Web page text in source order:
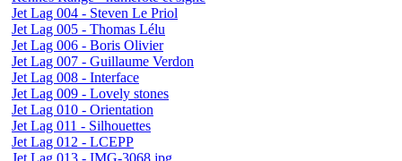
Jet Lag 004 - Steven Le Priol
Jet Lag 005 - Thomas Lélu
Jet Lag 006 - Boris Olivier
Jet Lag 007 - Guillaume Verdon
Jet Lag 008 - Interface
Jet Lag 009 - Lovely stones
Jet Lag 010 - Orientation
Jet Lag 011 - Silhouettes
Jet Lag 012 - LCEPP